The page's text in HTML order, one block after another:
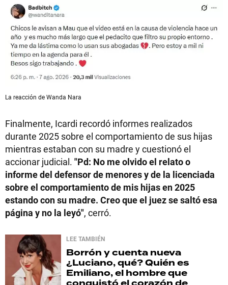
La reacción de Wanda Nara
Finalmente, Icardi recordó informes realizados
durante 2025 sobre el comportamiento de sus hijas
mientras estaban con su madre y cuestionó el
accionar judicial. "Pd: No me olvido el relato o
informe del defensor de menores y de la licenciada
sobre el comportamiento de mis hijas en 2025
estando con su madre. Creo que el juez se saltó esa
página y no la leyó", cerró.
LEE TAMBIÉN
Borrón y cuenta nueva
¿Luciano, qué? Quién es
Emiliano, el hombre que